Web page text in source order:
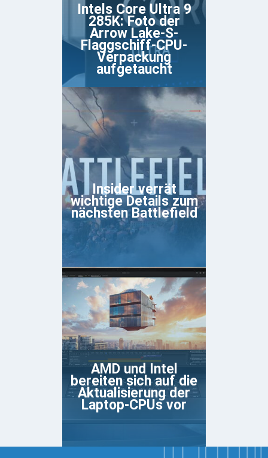
Intels Core Ultra 9
285K: Foto der
Arrow Lake-S-
Flaggschiff-CPU-
Verpackung
aufgetaucht
Insider verrät
wichtige Details zum
nächsten Battlefield
AMD und Intel
bereiten sich auf die
Aktualisierung der
Laptop-CPUs vor